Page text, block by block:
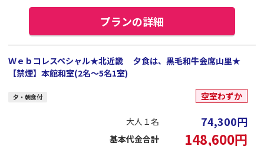
プランの詳細
Ｗｅｂコレスペシャル★北近畿 夕食は、黒毛和牛会席山里★
【禁煙】本館和室(2名～5名1室)
夕・朝食付 空室わずか
大人１名 74,300円
基本代金合計 148,600円